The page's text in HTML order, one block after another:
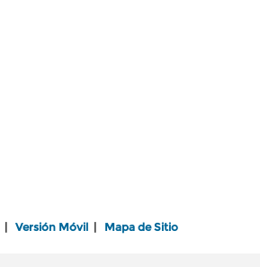
Versión Móvil Mapa de Sitio